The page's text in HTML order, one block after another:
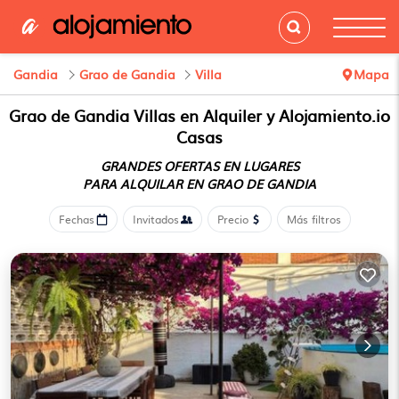
Gandia Grao de Gandia Villa Mapa
Grao de Gandia Villas en Alquiler y Alojamiento.io
Casas
GRANDES OFERTAS EN LUGARES
PARA ALQUILAR EN GRAO DE GANDIA
Fechas Invitados Precio Más filtros